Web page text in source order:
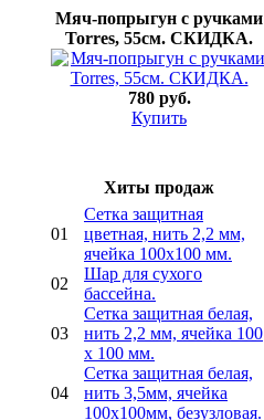
Мяч-попрыгун с ручками
Torres, 55см. СКИДКА.
780 руб.
Купить
Хиты продаж
01
Сетка защитная
цветная, нить 2,2 мм,
ячейка 100х100 мм.
02
Шар для сухого
бассейна.
03
Сетка защитная белая,
нить 2,2 мм, ячейка 100
х 100 мм.
04
Сетка защитная белая,
нить 3,5мм, ячейка
100х100мм, безузловая.